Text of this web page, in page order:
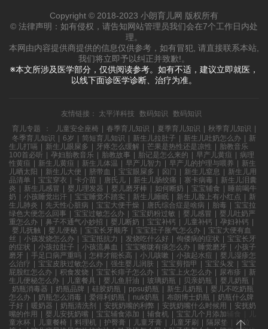
Copyright © 2018-2023 小朗育儿网 版权所有
© 法律声明：如有侵权，请告知网站管理员我们会在7个工作日内处
理。
本网由内容提供商提供的信息仅供参考，如有冒犯, 请直接联系本站,
我们将立即予以纠正并致歉!。
※本文所涉及医学部分，仅供阅读参考。如有不适，建议立即就医，
以线下面诊医学诊断、治疗为准。
友情链接： 太平洋科技 数码知识
数码知识
育儿专题
： 儿童安全座椅 | 春季育儿知识 | 夏季育儿知识 | 秋季育儿知识 |
冬季育儿知识 | 6岁 | 简短育儿知识 | 新生儿拉肚子 | 新生儿吐奶怎么办 | 新
生儿打嗝 | 新生儿眼屎多 | 牙疼怎么缓解 | 芒果是热性还是凉性 | 胎教音乐
100首必听 | 孕妇胎教音乐 | 胎教故事 | 胎记是怎么来的 | 早产儿黄疸 | 病理
性黄疸 | 新生儿黄疸 | 新生儿体温 | 早产儿智力 | 早产儿的护理与喂养 | 新生
儿晒太阳 | 新生儿大便 | 脐带血 | 宝宝眼屎多 | 囟门 | 新生儿窒息 | 新生儿用
品清单 | 宝宝穿衣 | 卡介苗 | 唐氏儿 | 新生儿肠绞痛 | 寨卡病毒 | 新生儿泪囊
炎 | 新生儿感冒 | 婴儿理发器 | 婴儿磨牙棒 | 如何断奶 | 宝宝辅食 | 睡前喝牛
奶 | 小孩睡觉出汗 | 宝宝睡觉不踏实 | 新生儿睡眠 | 新生儿脸上有小红点 | 新
生儿肺炎 | 先天性心脏病 | 宝宝大便干燥 | 唐氏综合症是啥病 | 胎毒 | 宝宝拉
绿色大便怎么回事 | 宝宝过敏怎么办 | 宝宝奶粉过敏 | 婴儿感冒 | 婴儿吐奶严
重怎么办 | 鼻子不通气小妙招 | 婴儿断奶 | 宝宝补钙 | 儿童补钙 | 孕妇补钙 |
婴儿抚触 | 婴儿便秘 | 宝宝长牙顺序 | 宝宝肚子胀气怎么办 | 宝宝大便有血
丝 | 小孩发烧怎么办 | 宝宝抵抗力 | 发烧吃什么好 | 佝偻病的症状 | 宝宝长牙
的症状 | 小孩拉肚子 | 小孩流鼻血 | 宝宝喉咙有痰怎么办 | 睡觉磨牙 | 小孩子
磨牙 | 手足口病严重吗 | 怎样才能长高 | 小儿咳嗽 | 小孩起水痘 | 婴儿湿疹怎
么治疗 | 宝宝皮肤过敏怎么办 | 强生婴儿润肤 | 宝宝剪指甲 | 宝宝头发 | 宝宝
屁股红怎么办 | 积食发烧 | 宝宝长痱子怎么办 | 宝宝上火怎么办 | 尿布疹 | 新
生儿便秘怎么办 | 儿童餐具 | 婴儿鱼肝油 | 玻璃奶瓶 | 贝亲奶瓶 | 婴儿奶瓶 |
奶瓶消毒器 | 奶瓶品牌 | 硅胶奶瓶 | ppsu奶瓶 | 新生儿奶瓶 | 婴儿不吃奶瓶
怎么办 | 奶瓶怎么消毒 | 爱得利奶瓶 | nuk奶瓶 | 布朗博士奶瓶 | 奶瓶什么牌
子好 | 暖奶器 | 奶瓶清洗剂 | 安抚奶嘴的利弊 | 安抚奶嘴什么时候用 | 安抚奶
嘴的作用 | 婴儿安抚奶嘴 | 宝宝辅食添加 | 辅食机 | 宝宝几个月添加辅食
童水杯 | 儿童餐椅 | 料理机 | 护臀膏 | 儿童牙膏 | 儿童牙刷 | 隔尿垫
拉拉